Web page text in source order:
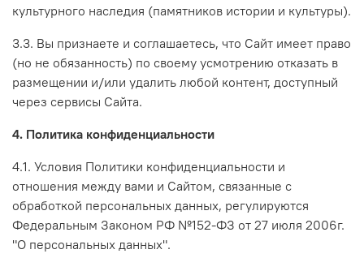
культурного наследия (памятников истории и культуры).
3.3. Вы признаете и соглашаетесь, что Сайт имеет право
(но не обязанность) по своему усмотрению отказать в
размещении и/или удалить любой контент, доступный
через сервисы Сайта.
4. Политика конфиденциальности
4.1. Условия Политики конфиденциальности и
отношения между вами и Сайтом, связанные с
обработкой персональных данных, регулируются
Федеральным Законом РФ №152-ФЗ от 27 июля 2006г.
"О персональных данных".